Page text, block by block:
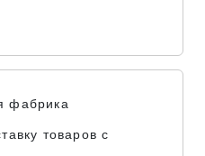
фабрика
товаров с